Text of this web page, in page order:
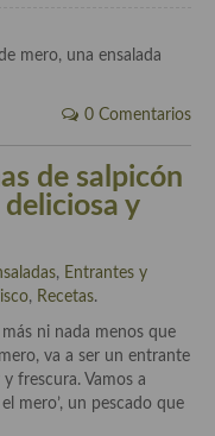
0 Comentarios
de salpicón
y
, Entrantes y
, Recetas.
ni nada menos que
va a ser un entrante
frescura. Vamos a
mero’, un pescado que